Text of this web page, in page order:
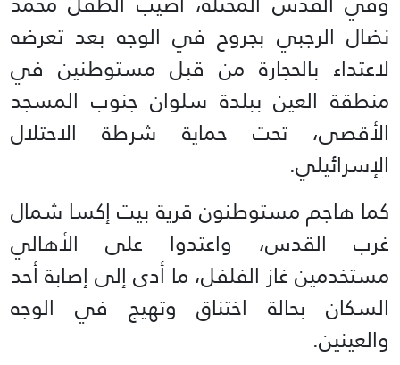
نضال الرجبي بجروح في الوجه بعد تعرضه
لاعتداء بالحجارة من قبل مستوطنين في
منطقة العين ببلدة سلوان جنوب المسجد
الأقصى، تحت حماية شرطة الاحتلال
الإسرائيلي.
كما هاجم مستوطنون قرية بيت إكسا شمال
غرب القدس، واعتدوا على الأهالي
مستخدمين غاز الفلفل، ما أدى إلى إصابة أحد
السكان بحالة اختناق وتهيج في الوجه
والعينين.